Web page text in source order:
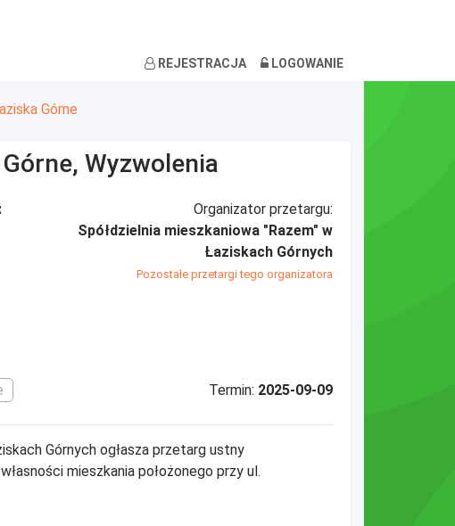
REJESTRACJA LOGOWANIE
Górne
Wyzwolenia
Organizator przetargu:
Spółdzielnia mieszkaniowa "Razem" w
Łaziskach Górnych
Pozostałe przetargi tego organizatora
Termin: 2025-09-09
Górnych ogłasza przetarg ustny
mieszkania położonego przy ul.